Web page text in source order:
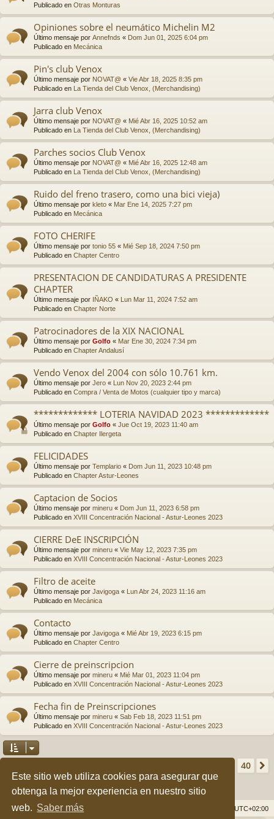
Este sitio web utiliza cookies para asegurar que
obtenga la mejor experiencia en nuestro sitio
web. Saber más
Publicado en Otras Monturas
Opiniones sobre el neumático Michelin M2
Último mensaje por Annefnds « Dom Jun 01, 2025 6:04 pm
Publicado en Mecánica
Pin's club Venox
Último mensaje por NOVAT@ « Vie Abr 18, 2025 8:35 pm
Publicado en La Tienda del Club Venox, (Merchandising)
Jarra club Venox
Último mensaje por NOVAT@ « Mié Abr 16, 2025 10:52 am
Publicado en La Tienda del Club Venox, (Merchandising)
Parches socios Club Venox
Último mensaje por NOVAT@ « Mié Abr 16, 2025 12:48 am
Publicado en La Tienda del Club Venox, (Merchandising)
Ruido del freno trasero, como una bici vieja)
Último mensaje por kleto « Mar Ene 14, 2025 7:27 pm
Publicado en Mecánica
FOTO CHERIFE
Último mensaje por tonio 55 « Mié Sep 18, 2024 7:50 pm
Publicado en Chapter Centro
PRESENTACION DE CANDIDATURAS A PRESIDENTE
CHAPTER
Último mensaje por IÑAKO « Lun Mar 11, 2024 7:52 am
Publicado en Chapter Norte
Patrocinadores de la XIX NACIONAL
Último mensaje por Golfo « Mar Ene 30, 2024 7:34 pm
Publicado en Chapter Andalusí
Vendo Venox del 2004 con sólo 10.761 km.
Último mensaje por Jero « Lun Nov 20, 2023 2:44 pm
Publicado en Compra / Venta de Motos (cualquier tipo y marca)
************* LOTERIA NAVIDAD 2023 *************
Último mensaje por Golfo « Jue Oct 19, 2023 11:40 am
Publicado en Chapter Ilergeta
FELICIDADES
Último mensaje por Templario « Dom Jun 11, 2023 10:48 pm
Publicado en Chapter Astur-Leones
Captacion de Socios
Último mensaje por mineru « Dom Jun 11, 2023 6:58 pm
Publicado en XVIII Concentración Nacional - Astur-Leones 2023
CIERRE DeE INSCRIPCIÓN
Último mensaje por mineru « Vie May 12, 2023 7:35 pm
Publicado en XVIII Concentración Nacional - Astur-Leones 2023
Filtro de aceite
Último mensaje por Javigoga « Lun Abr 24, 2023 11:16 am
Publicado en Mecánica
Contacto
Último mensaje por Javigoga « Mié Abr 19, 2023 6:15 pm
Publicado en Chapter Centro
Cierre de preinscripcion
Último mensaje por mineru « Mié Mar 01, 2023 11:04 pm
Publicado en XVIII Concentración Nacional - Astur-Leones 2023
Fecha fin de Preinscripciones
Último mensaje por mineru « Sab Feb 18, 2023 11:51 pm
Publicado en XVIII Concentración Nacional - Astur-Leones 2023
40
Índice general UTC+02:00